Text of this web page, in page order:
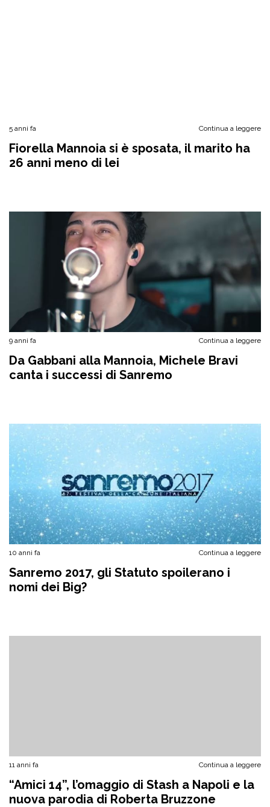
5 anni fa Continua a leggere
Fiorella Mannoia si è sposata, il marito ha
26 anni meno di lei
9 anni fa Continua a leggere
Da Gabbani alla Mannoia, Michele Bravi
canta i successi di Sanremo
10 anni fa Continua a leggere
Sanremo 2017, gli Statuto spoilerano i
nomi dei Big?
11 anni fa Continua a leggere
“Amici 14”, l’omaggio di Stash a Napoli e la
nuova parodia di Roberta Bruzzone